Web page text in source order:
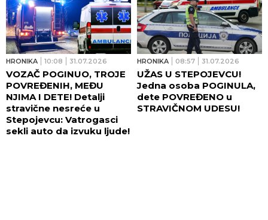
HRONIKA 10:08 31.07.2026
VOZAČ POGINUO, TROJE
POVREĐENIH, MEĐU
NJIMA I DETE! Detalji
stravične nesreće u
Stepojevcu: Vatrogasci
sekli auto da izvuku ljude!
HRONIKA 08:57 31.07.2026
UŽAS U STEPOJEVCU!
Jedna osoba POGINULA,
dete POVREĐENO u
STRAVIČNOM UDESU!